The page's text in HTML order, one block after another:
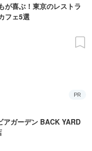
が喜ぶ！東京のレストラ
フェ5選
PR
アガーデン BACK YARD